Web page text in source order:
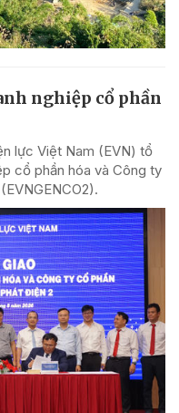
nghiệp cổ phần
lực Việt Nam (EVN) tổ
cổ phần hóa và Công ty